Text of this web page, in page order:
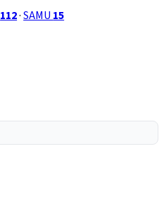
112·SAMU 15